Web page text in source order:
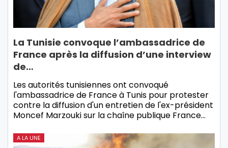
La Tunisie convoque l’ambassadrice de
France après la diffusion d’une interview
de…
Les autorités tunisiennes ont convoqué
l'ambassadrice de France à Tunis pour protester
contre la diffusion d'un entretien de l'ex-président
Moncef Marzouki sur la chaîne publique France…
A LA UNE